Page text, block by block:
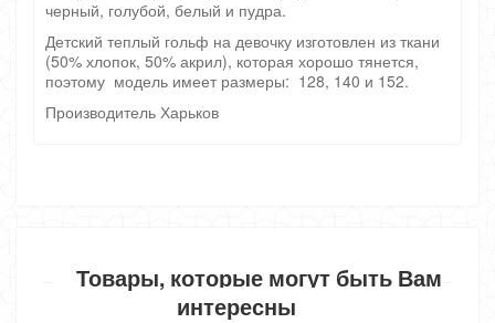
черный, голубой, белый и пудра.
Детский теплый гольф на девочку изготовлен из ткани
(50% хлопок, 50% акрил), которая хорошо тянется,
поэтому модель имеет размеры: 128, 140 и 152.
Производитель Харьков
Товары, которые могут быть Вам
интересны